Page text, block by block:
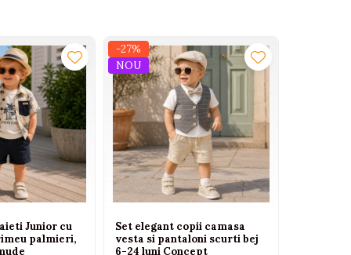
Junior cu
palmieri,
-27%
NOU
Set elegant copii camasa
vesta si pantaloni scurti bej
6-24 luni Concept